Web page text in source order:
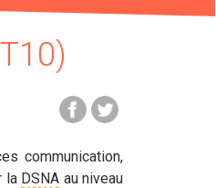
communication,
la DSNA au niveau